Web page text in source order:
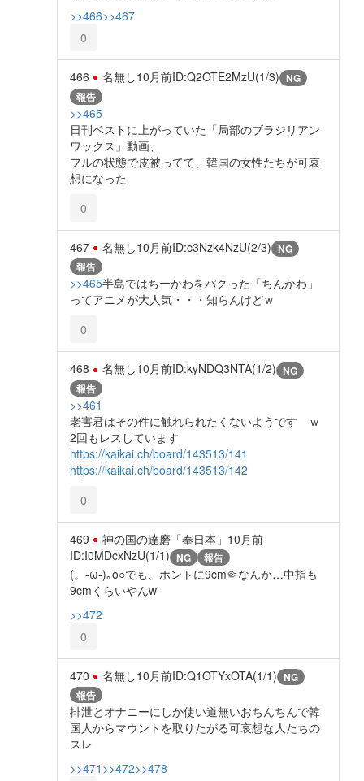
>>466>>467
0
466 名無し10月前ID:Q2OTE2MzU(1/3) NG
報告
>>465
日刊ベストに上がっていた「局部のブラジリアン
ワックス」動画、
フルの状態で皮被ってて、韓国の女性たちが可哀
想になった
0
467 名無し10月前ID:c3Nzk4NzU(2/3) NG
報告
>>465半島ではちーかわをパクった「ちんかわ」
ってアニメが大人気・・・知らんけどｗ
0
468 名無し10月前ID:kyNDQ3NTA(1/2) NG
報告
>>461
老害君はその件に触れられたくないようです ｗ
2回もレスしています
https://kaikai.ch/board/143513/141
https://kaikai.ch/board/143513/142
0
469 神の国の達磨「奉日本」 10月前
ID:I0MDcxNzU(1/1) NG 報告
(。-ω-)｡o○︎でも、ホントに9cm🤏なんか…中指も
9cmくらいやんw
>>472
0
470 名無し10月前ID:Q1OTYxOTA(1/1) NG
報告
排泄とオナニーにしか使い道無いおちんちんで韓
国人からマウントを取りたがる可哀想な人たちの
スレ
>>471 >>472>>478